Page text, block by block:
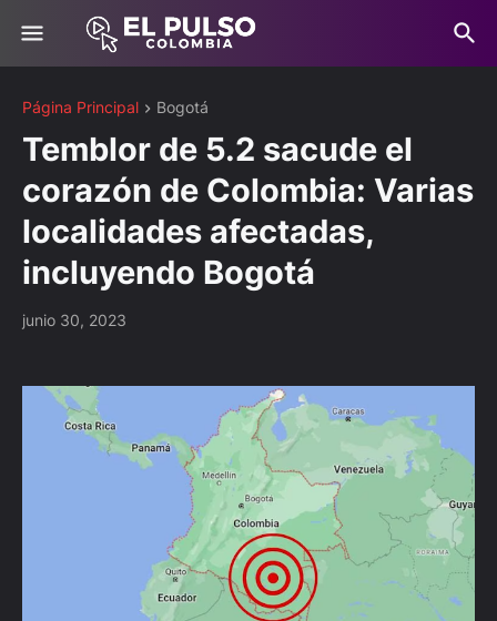
Página Principal Bogotá
Temblor de 5.2 sacude el
corazón de Colombia: Varias
localidades afectadas,
incluyendo Bogotá
junio 30, 2023